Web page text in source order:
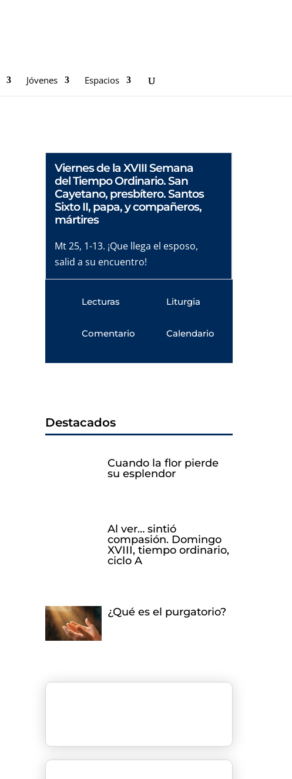
Jóvenes Espacios
Viernes de la XVIII Semana
del Tiempo Ordinario. San
Cayetano, presbítero. Santos
Sixto II, papa, y compañeros,
mártires
Mt 25, 1-13. ¡Que llega el esposo,
salid a su encuentro!
Lecturas
Comentario
Liturgia
Calendario
Destacados
Cuando la flor pierde
su esplendor
Al ver… sintió
compasión. Domingo
XVIII, tiempo ordinario,
ciclo A
¿Qué es el purgatorio?